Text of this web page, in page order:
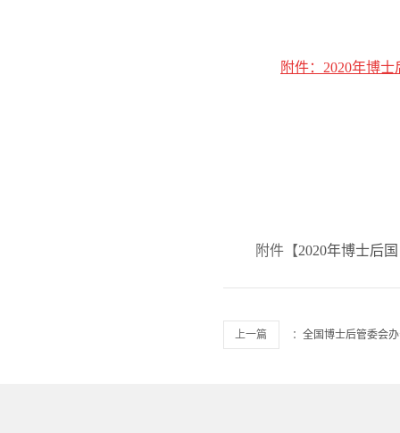
附件：2020年博
附件【2020年博士后
上一篇 ： 全国博士后管委会